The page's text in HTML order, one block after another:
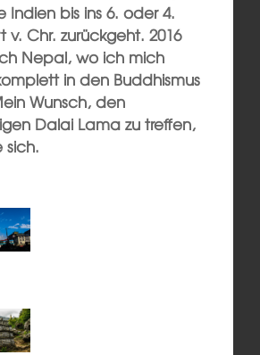
bis ins 6. oder 4.
v. Chr. zurückgeht. 2016
Nepal, wo ich mich
in den Buddhismus
Wunsch, den
Dalai Lama zu treffen,
sich.